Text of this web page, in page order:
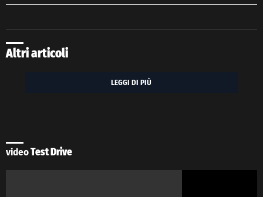
Altri articoli
LEGGI DI PIÙ
videoTest Drive